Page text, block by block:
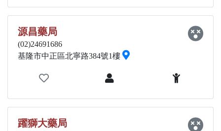
源昌藥局
(02)24691686
基隆市中正區北寧路384號1樓
躍獅大藥局